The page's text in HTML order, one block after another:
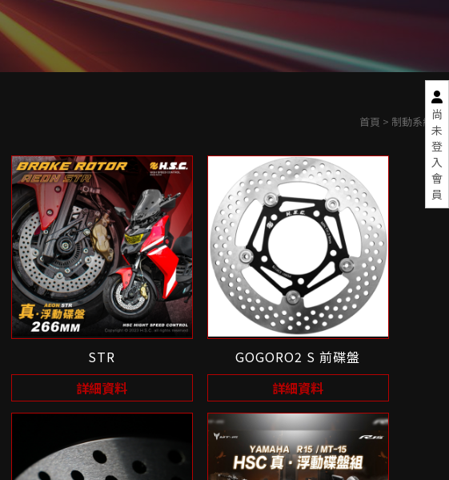
尚
未
登
入
會
員
首頁 > 制動系統
STR
詳細資料
GOGORO2 S 前碟盤
詳細資料